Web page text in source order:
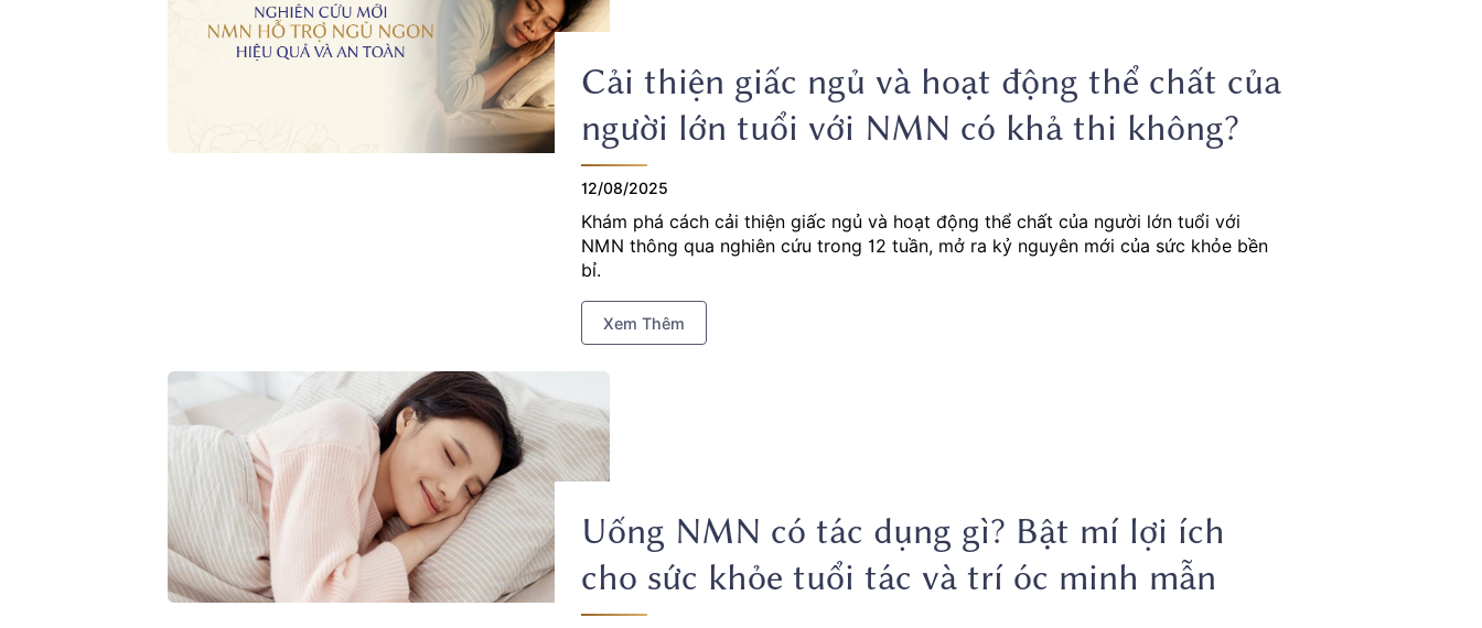
Cải thiện giấc ngủ và hoạt động thể chất của
người lớn tuổi với NMN có khả thi không?
12/08/2025
Khám phá cách cải thiện giấc ngủ và hoạt động thể chất của người lớn tuổi với
NMN thông qua nghiên cứu trong 12 tuần, mở ra kỷ nguyên mới của sức khỏe bền
bỉ.
Xem Thêm
Uống NMN có tác dụng gì? Bật mí lợi ích
cho sức khỏe tuổi tác và trí óc minh mẫn